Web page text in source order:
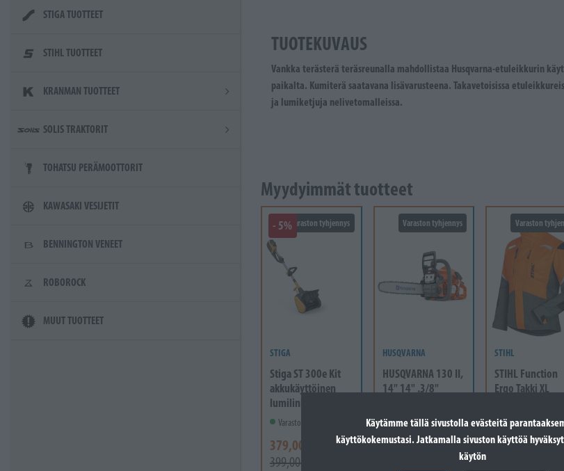
Käytämme tällä sivustolla evästeitä
käyttökokemustasi. Jatkamalla sivuston käyttöä
käytön
STIGA TUOTTEET
STIHL TUOTTEET
KRANMAN TUOTTEET
SOLIS TRAKTORIT
TOHATSU PERÄMOOTTORIT
KAWASAKI VESIJETIT
BENNINGTON VENEET
ROBOROCK
MUUT TUOTTEET
TUOTEKUVAUS
Vankka terästerä teräsreunalla mahdollistaa Husqvarna-etuleikkurin
paikalta. Kumiterä saatavana lisävarusteena. Takavetoisissa
ja lumiketjuja nelivetomalleissa.
Myydyimmät tuotteet
Varaston tyhjennys
- 5%
STIGA
Stiga ST 300e Kit
akkukäyttöinen
lumilinko, sis...
Varastossa
379,00 €
399,00 €
Varaston tyhjennys
HUSQVARNA
HUSQVARNA 130 II,
14" 14" .3/8"
299,00 € Lisää koriin
Varaston
STIHL
STIHL Function
Ergo Takki XL
loppuunmyyty